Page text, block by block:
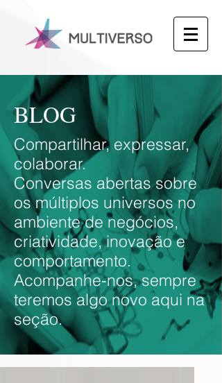
BLOG
Compartilhar, expressar,
colaborar.
Conversas abertas sobre
os múltiplos universos no
ambiente de negócios,
criatividade, inovação e
comportamento.
Acompanhe-nos, sempre
teremos algo novo aqui na
seção.